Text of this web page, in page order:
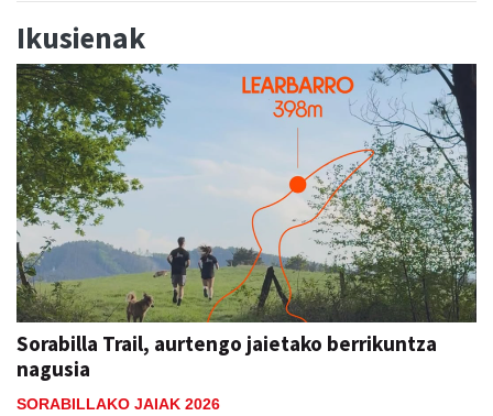
Ikusienak
Sorabilla Trail, aurtengo jaietako berrikuntza
nagusia
SORABILLAKO JAIAK 2026